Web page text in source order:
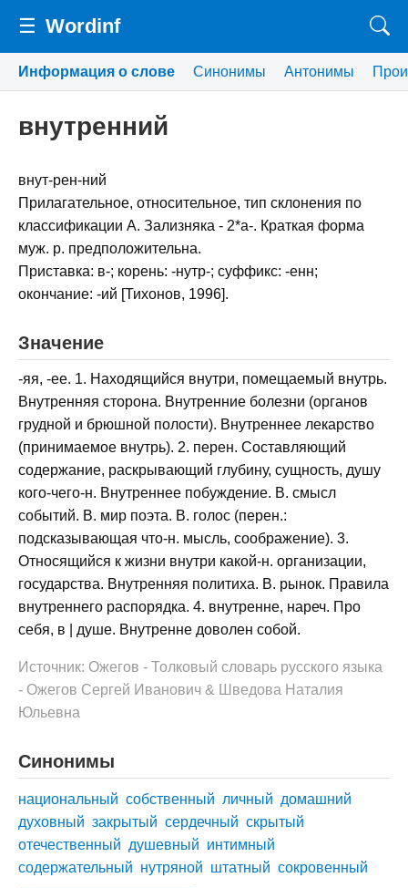
☰ Wordinf
Информация о слове Синонимы Антонимы
внутренний
внут-рен-ний
Прилагательное, относительное, тип склонения по
классификации А. Зализняка - 2*a-. Краткая форма
муж. р. предположительна.
Приставка: в-; корень: -нутр-; суффикс: -енн;
окончание: -ий [Тихонов, 1996].
Значение
-яя, -ее. 1. Находящийся внутри, помещаемый внутрь.
Внутренняя сторона. Внутренние болезни (органов
грудной и брюшной полости). Внутреннее лекарство
(принимаемое внутрь). 2. перен. Составляющий
содержание, раскрывающий глубину, сущность, душу
кого-чего-н. Внутреннее побуждение. В. смысл
событий. В. мир поэта. В. голос (перен.:
подсказывающая что-н. мысль, соображение). 3.
Относящийся к жизни внутри какой-н. организации,
государства. Внутренняя политиха. В. рынок. Правила
внутреннего распорядка. 4. внутренне, нареч. Про
себя, в | душе. Внутренне доволен собой.
Источник: Ожегов - Толковый словарь русского языка
- Ожегов Сергей Иванович & Шведова Наталия
Юльевна
Синонимы
национальный собственный личный домашний
духовный закрытый сердечный скрытый
отечественный душевный интимный
содержательный нутряной штатный сокровенный